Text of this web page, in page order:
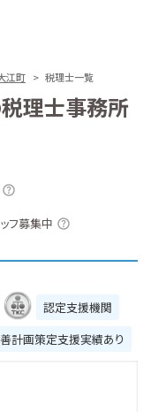
江町 税理士一覧
理士事務所
フ募集中
認定支援機関
計画策定支援実績あり